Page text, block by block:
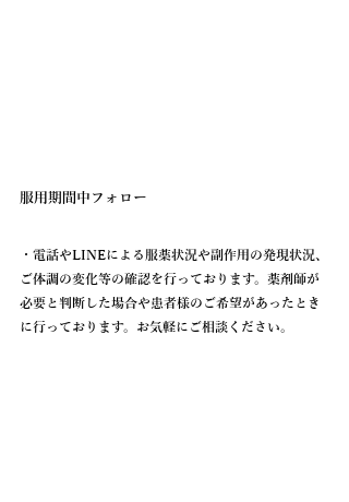
服用期間中フォロー
・電話やLINEによる服薬状況や副作用の発現状況、
ご体調の変化等の確認を行っております。薬剤師が
必要と判断した場合や患者様のご希望があったとき
に行っております。お気軽にご相談ください。